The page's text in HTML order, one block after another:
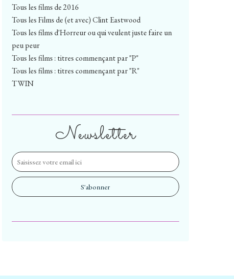
Newsletter
Tous les films de 2016
Tous les Films de (et avec) Clint Eastwood
Tous les films d'Horreur ou qui veulent juste faire un
peu peur
Tous les films : titres commençant par "P"
Tous les films : titres commençant par "R"
TWIN